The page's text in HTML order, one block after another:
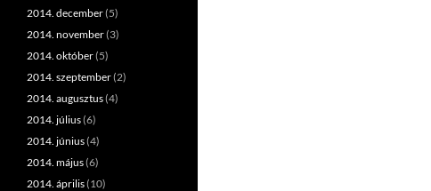
2014. december(5)
2014. november(3)
2014. október(5)
2014. szeptember(2)
2014. augusztus(4)
2014. július(6)
2014. június(4)
2014. május(6)
2014. április(10)